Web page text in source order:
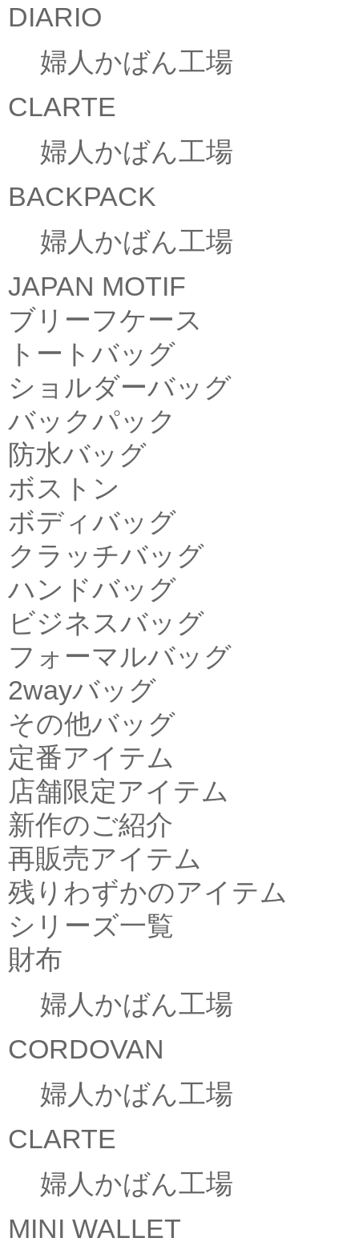
DIARIO
婦人かばん工場
CLARTE
婦人かばん工場
BACKPACK
婦人かばん工場
JAPAN MOTIF
ブリーフケース
トートバッグ
ショルダーバッグ
バックパック
防水バッグ
ボストン
ボディバッグ
クラッチバッグ
ハンドバッグ
ビジネスバッグ
フォーマルバッグ
2wayバッグ
その他バッグ
定番アイテム
店舗限定アイテム
新作のご紹介
再販売アイテム
残りわずかのアイテム
シリーズ一覧
財布
婦人かばん工場
CORDOVAN
婦人かばん工場
CLARTE
婦人かばん工場
MINI WALLET